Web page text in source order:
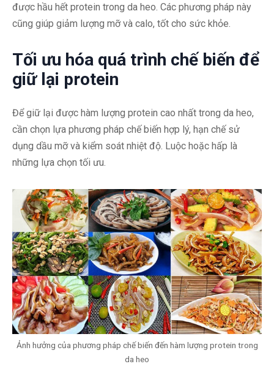
được hầu hết protein trong da heo. Các phương pháp này
cũng giúp giảm lượng mỡ và calo, tốt cho sức khỏe.
Tối ưu hóa quá trình chế biến để
giữ lại protein
Để giữ lại được hàm lượng protein cao nhất trong da heo,
cần chọn lựa phương pháp chế biến hợp lý, hạn chế sử
dụng dầu mỡ và kiểm soát nhiệt độ. Luộc hoặc hấp là
những lựa chọn tối ưu.
Ảnh hưởng của phương pháp chế biến đến hàm lượng protein trong
da heo